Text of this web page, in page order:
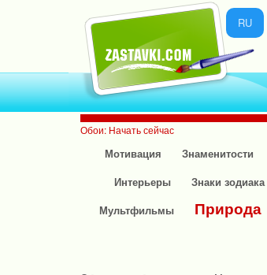
RU
Обои: Начать сейчас
Мотивация
Знаменитости
Интерьеры
Знаки зодиака
Мультфильмы
Природа